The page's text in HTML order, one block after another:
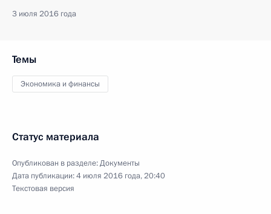
3 июля 2016 года
Темы
Экономика и финансы
Статус материала
Опубликован в разделе:Документы
Дата публикации:4 июля 2016 года, 20:40
Текстовая версия